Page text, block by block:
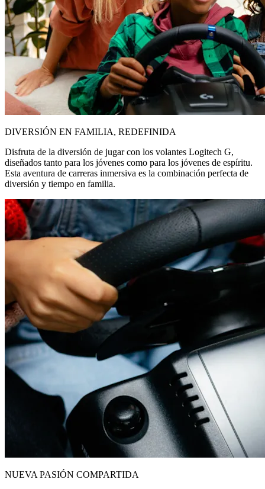
DIVERSIÓN EN FAMILIA, REDEFINIDA
Disfruta de la diversión de jugar con los volantes Logitech G,
diseñados tanto para los jóvenes como para los jóvenes de espíritu.
Esta aventura de carreras inmersiva es la combinación perfecta de
diversión y tiempo en familia.
NUEVA PASIÓN COMPARTIDA